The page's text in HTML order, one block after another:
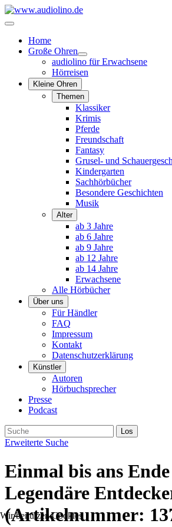
Home
Große Ohren
audiolino für Erwachsene
Hörreisen
Kleine Ohren
Themen
Klassiker
Krimis
Pferde
Freundschaft
Fantasy
Grusel- und
Kindergarten
Sachhörbücher
Besondere Geschichten
Musik
Alter
ab 3 Jahre
ab 6 Jahre
ab 9 Jahre
ab 12 Jahre
ab 14 Jahre
Erwachsene
Alle Hörbücher
Über uns
Für Händler
FAQ
Impressum
Kontakt
Datenschutzerklärung
Künstler
Autoren
Hörbuchsprecher
Presse
Podcast
Erweiterte Suche
Einmal bis ans
Legendäre
(Artikelnummer:
Wir benutzen Cookies